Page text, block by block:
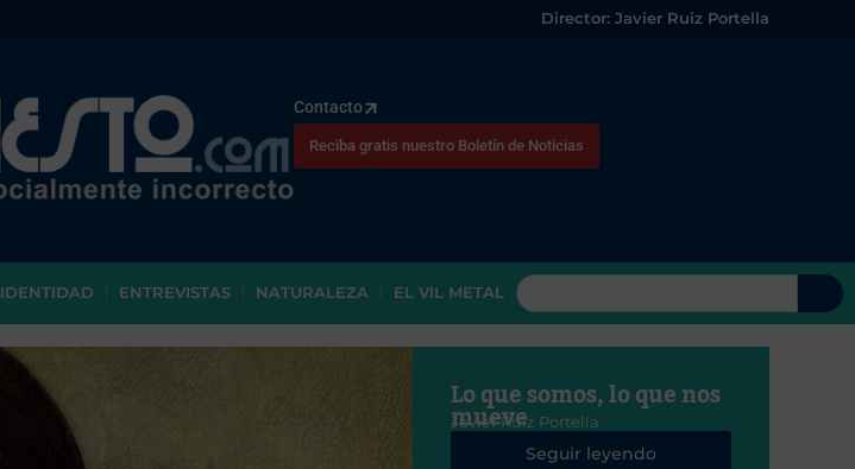
Director: Javier Ruiz Portella
Contacto
Reciba gratis nuestro Boletín de Noticias
IDENTIDAD ENTREVISTAS NATURALEZA EL VIL METAL
Lo que somos, lo que nos
mueve
Javier Ruiz Portella
Seguir leyendo